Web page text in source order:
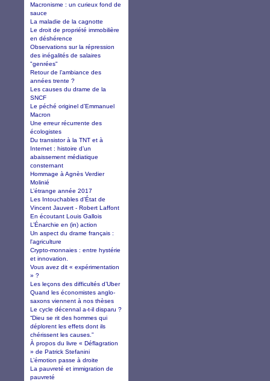
Macronisme : un curieux fond de
sauce
La maladie de la cagnotte
Le droit de propriété immobilière
en déshérence
Observations sur la répression
des inégalités de salaires
"genrées"
Retour de l’ambiance des
années trente ?
Les causes du drame de la
SNCF
Le péché originel d’Emmanuel
Macron
Une erreur récurrente des
écologistes
Du transistor à la TNT et à
Internet : histoire d’un
abaissement médiatique
consternant
Hommage à Agnès Verdier
Molinié
L’étrange année 2017
Les Intouchables d’État de
Vincent Jauvert - Robert Laffont
En écoutant Louis Gallois
L’Énarchie en (in) action
Un aspect du drame français :
l'agriculture
Crypto-monnaies : entre hystérie
et innovation.
Vous avez dit « expérimentation
» ?
Les leçons des difficultés d’Uber
Quand les économistes anglo-
saxons viennent à nos thèses
Le cycle décennal a-t-il disparu ?
“Dieu se rit des hommes qui
déplorent les effets dont ils
chérissent les causes.”
À propos du livre « Déflagration
» de Patrick Stefanini
L’émotion passe à droite
La pauvreté et immigration de
pauvreté